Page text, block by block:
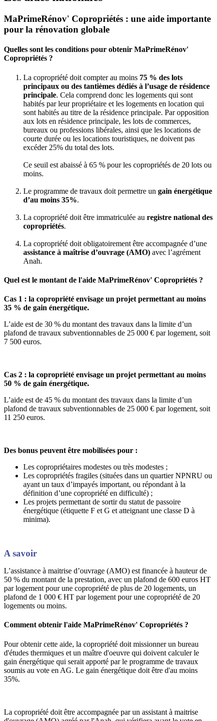
MaPrimeRénov' Copropriétés : une aide importante
pour la rénovation globale
Quelles sont les conditions pour obtenir MaPrimeRénov'
Copropriétés ?
La copropriété doit compter au moins 75 % des lots
principaux ou des tantièmes dédiés à l’usage de résidence
principale. Cela comprend donc les logements qui sont
habités par leur propriétaire et les logements en location qui
sont habités au titre de la résidence principale. Par opposition
aux lots en résidence principale, les lots de commerces,
bureaux ou professions libérales, ainsi que les locations de
courte durée ou les locations touristiques, ne doivent pas
excéder 25% du total des lots.
Ce seuil est abaissé à 65 % pour les copropriétés de 20 lots ou
moins.
Le programme de travaux doit permettre un gain énergétique
d’au moins 35%.
La copropriété doit être immatriculée au registre national des
copropriétés.
La copropriété doit obligatoirement être accompagnée d’une
assistance à maîtrise d’ouvrage (AMO) avec l’agrément
Anah.
Quel est le montant de l'aide MaPrimeRénov' Copropriétés ?
Cas 1 : la copropriété envisage un projet permettant au moins
35 % de gain énergétique.
L’aide est de 30 % du montant des travaux dans la limite d’un
plafond de travaux subventionnables de 25 000 € par logement, soit
7 500 euros.
Cas 2 : la copropriété envisage un projet permettant au moins
50 % de gain énergétique.
L’aide est de 45 % du montant des travaux dans la limite d’un
plafond de travaux subventionnables de 25 000 € par logement, soit
11 250 euros.
Des bonus peuvent être mobilisées pour :
Les copropriétaires modestes ou très modestes ;
Les copropriétés fragiles (situées dans un quartier NPNRU ou
ayant un taux d’impayés important, ou répondant à la
définition d’une copropriété en difficulté) ;
Les projets permettant de sortir du statut de passoire
énergétique (étiquette F et G et atteignant une classe D à
minima).
A savoir
L’assistance à maitrise d’ouvrage (AMO) est financée à hauteur de
50 % du montant de la prestation, avec un plafond de 600 euros HT
par logement pour une copropriété de plus de 20 logements, un
plafond de 1 000 € HT par logement pour une copropriété de 20
logements ou moins.
Comment obtenir l'aide MaPrimeRénov' Copropriétés ?
Pour obtenir cette aide, la copropriété doit missionner un bureau
d'études thermiques et un maître d'oeuvre qui doivent calculer le
gain énergétique qui serait apporté par le programme de travaux
soumis au vote en AG. Le gain énergétique doit être d'au moins
35%.
La copropriété doit être accompagnée par un assistant à maitrise